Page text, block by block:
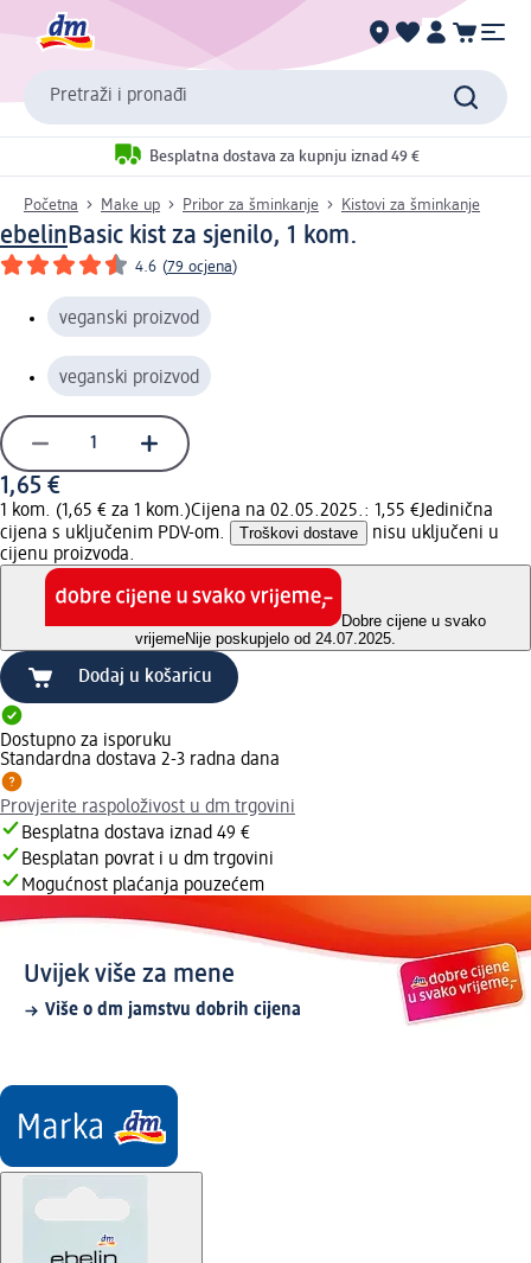
Pretraži i pronađi
Besplatna dostava za kupnju iznad 49 €
Početna Make up Pribor za šminkanje Kistovi za šminkanje
ebelinBasic kist za sjenilo, 1 kom.
4.6 (79 ocjena)
veganski proizvod
veganski proizvod
1,65 €
1 kom. (1,65 € za 1 kom.)Cijena na 02.05.2025.: 1,55 €Jedinična
cijena s uključenim PDV-om.
Troškovi dostave
nisu uključeni u
cijenu proizvoda.
Dobre cijene u svako
vrijemeNije poskupjelo od 24.07.2025.
Dodaj u košaricu
Dostupno za isporuku
Standardna dostava 2-3 radna dana
Provjerite raspoloživost u dm trgovini
Besplatna dostava iznad 49 €
Besplatan povrat i u dm trgovini
Mogućnost plaćanja pouzećem
Uvijek više za mene
Više o dm jamstvu dobrih cijena